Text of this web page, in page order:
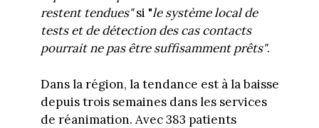
restent tendues"si "le système local de
tests et de détection des cas contacts
pourrait ne pas être suffisamment prêts".
Dans la région, la tendance est à la baisse
depuis trois semaines dans les services
de réanimation. Avec 383 patients